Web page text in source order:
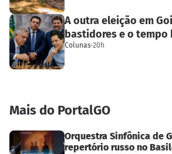
A outra eleição em
bastidores e o tempo
Colunas·20h
Mais do PortalGO
Orquestra Sinfônica de
repertório russo no